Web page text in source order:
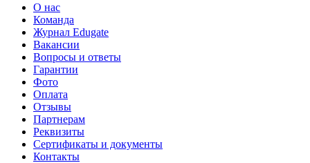
О нас
Команда
Журнал Edugate
Вакансии
Вопросы и ответы
Гарантии
Фото
Оплата
Отзывы
Партнерам
Реквизиты
Сертификаты и документы
Контакты